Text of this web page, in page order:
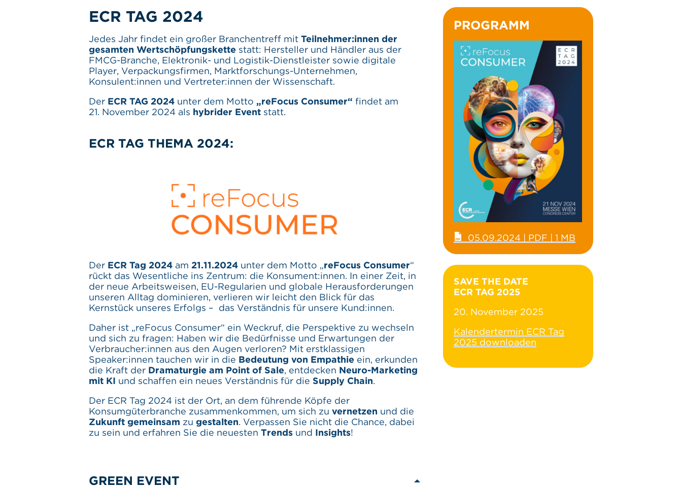
ECR TAG 2024
Jedes Jahr findet ein großer Branchentreff mit Teilnehmer:innen der
gesamten Wertschöpfungskette statt: Hersteller und Händler aus der
FMCG-Branche, Elektronik- und Logistik-Dienstleister sowie digitale
Player, Verpackungsfirmen, Marktforschungs-Unternehmen,
Konsulent:innen und Vertreter:innen der Wissenschaft.
Der ECR TAG 2024unter dem Motto „reFocus Consumer“ findet am
21. November 2024 als hybrider Event statt.
ECR TAG THEMA 2024:
Der ECR Tag 2024am 21.11.2024unter dem Motto „reFocus Consumer“
rückt das Wesentliche ins Zentrum: die Konsument:innen. In einer Zeit, in
der neue Arbeitsweisen, EU-Regularien und globale Herausforderungen
unseren Alltag dominieren, verlieren wir leicht den Blick für das
Kernstück unseres Erfolgs – das Verständnis für unsere Kund:innen.
Daher ist „reFocus Consumer“ ein Weckruf, die Perspektive zu wechseln
und sich zu fragen: Haben wir die Bedürfnisse und Erwartungen der
Verbraucher:innen aus den Augen verloren? Mit erstklassigen
Speaker:innen tauchen wir in die Bedeutung von Empathieein, erkunden
die Kraft der Dramaturgie am Point of Sale, entdecken Neuro-Marketing
mit KI und schaffen ein neues Verständnis für die Supply Chain.
Der ECR Tag 2024 ist der Ort, an dem führende Köpfe der
Konsumgüterbranche zusammenkommen, um sich zu vernetzen und die
Zukunft gemeinsam zu gestalten. Verpassen Sie nicht die Chance, dabei
zu sein und erfahren Sie die neuesten Trendsund Insights!
GREEN EVENT
PROGRAMM
05.09.2024 | PDF | 1 MB
SAVE THE DATE
ECR TAG 2025
20. November 2025
Kalendertermin ECR Tag
2025 downloaden